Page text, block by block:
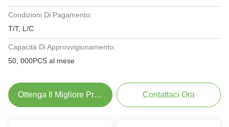
Condizioni Di Pagamento:
T/T, L/C
Capacità Di Approvvigionamento:
50, 000PCS al mese
Ottenga Il Migliore Prezzo Contattaci Ora